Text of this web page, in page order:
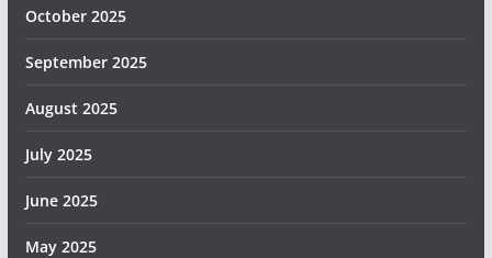
October 2025
September 2025
August 2025
July 2025
June 2025
May 2025